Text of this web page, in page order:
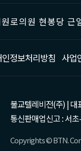
로의원 현봉당
인정보처리방침 사업
불교텔레비전(주) | 대
통신판매업신고 : 서
Copyrights © BTN.